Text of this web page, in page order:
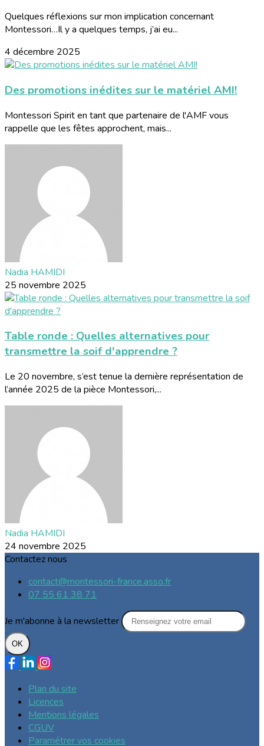
Quelques réflexions sur mon implication concernant
Montessori…Il y a quelques temps, j’ai eu...
4 décembre 2025
Des promotions inédites sur le matériel AMI!
Montessori Spirit en tant que partenaire de l'AMF vous
rappelle que les fêtes approchent, mais...
Nadia HAMIDI
25 novembre 2025
Table ronde : Quelles alternatives pour
transmettre la soif d'apprendre ?
Le 20 novembre, s’est tenue la dernière représentation de
l’année 2025 de la pièce Montessori,...
Nadia HAMIDI
24 novembre 2025
Contactez nous
contact@montessori-france.asso.fr
07 55 61 38 71
Je m'abonne à la newsletter
OK
Plan du site
Licences
Mentions légales
CGUV
Paramétrer vos cookies